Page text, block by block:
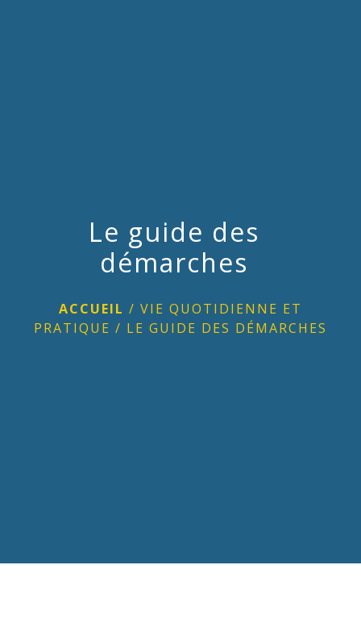
Le guide des
démarches
ACCUEIL / VIE QUOTIDIENNE ET
PRATIQUE / LE GUIDE DES DÉMARCHES